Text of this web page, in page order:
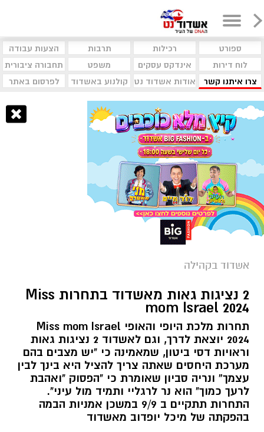
ספורט רכילות תרבות
הצעות עבודה
לוח דירות
אינדקס עסקים משפט
תחבורה ציבורית
צרו איתנו קשר
אודות אשדוד נט קולנוע באשדוד לפרסום באתר
אשדוד בקהילה
2 נציגות גאות מאשדוד בתחרות Miss
mom Israel 2024
תחרות מלכת היופי והאופי Miss mom Israel
2024 יוצאת לדרך, וגם לאשדוד 2 נציגות גאות
וראויות דסי ביטון, שמאמינה כי "יש מצבים בהם
מערכת היחסים שאתה צריך להציל היא בינך לבין
עצמך” ונריה סביון שאומרת כי "הפסוק "ואהבת
לרעך כמוך" הוא נר לרגליי ותמיד מול עיני".
התחרות תתקיים ב 9/9 במשכן אמניות הבמה
בהפקתה של מיכל יופדוב מאשדוד